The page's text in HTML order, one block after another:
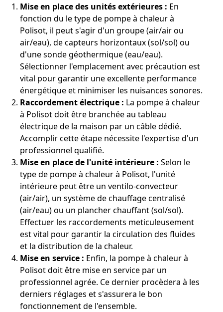
Mise en place des unités extérieures : En
fonction du le type de pompe à chaleur à
Polisot, il peut s'agir d'un groupe (air/air ou
air/eau), de capteurs horizontaux (sol/sol) ou
d'une sonde géothermique (eau/eau).
Sélectionner l'emplacement avec précaution est
vital pour garantir une excellente performance
énergétique et minimiser les nuisances sonores.
Raccordement électrique : La pompe à chaleur
à Polisot doit être branchée au tableau
électrique de la maison par un câble dédié.
Accomplir cette étape nécessite l'expertise d'un
professionnel qualifié.
Mise en place de l'unité intérieure : Selon le
type de pompe à chaleur à Polisot, l'unité
intérieure peut être un ventilo-convecteur
(air/air), un système de chauffage centralisé
(air/eau) ou un plancher chauffant (sol/sol).
Effectuer les raccordements meticuleusement
est vital pour garantir la circulation des fluides
et la distribution de la chaleur.
Mise en service : Enfin, la pompe à chaleur à
Polisot doit être mise en service par un
professionnel agrée. Ce dernier procèdera à les
derniers réglages et s'assurera le bon
fonctionnement de l'ensemble.